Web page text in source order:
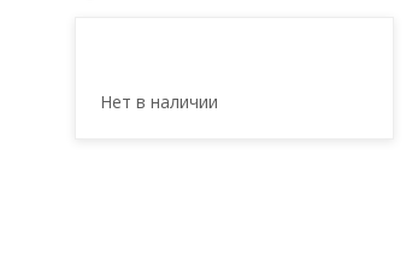
Нет в наличии